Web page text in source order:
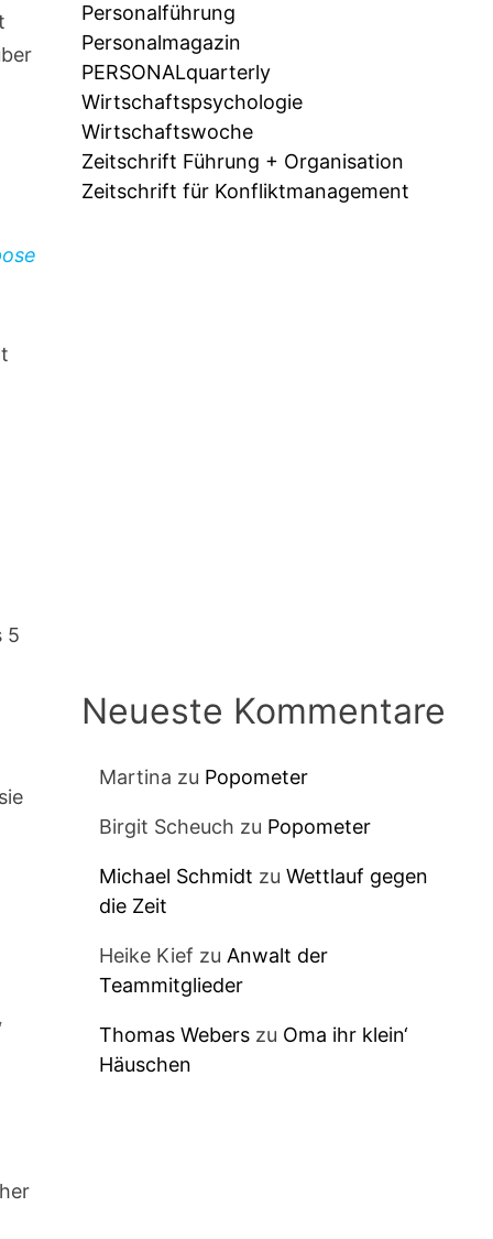
5
Personalführung
Personalmagazin
PERSONALquarterly
Wirtschaftspsychologie
Wirtschaftswoche
Zeitschrift Führung + Organisation
Zeitschrift für Konfliktmanagement
Neueste Kommentare
Martina zu Popometer
Birgit Scheuch zu Popometer
Michael Schmidt zu Wettlauf gegen
die Zeit
Heike Kief zu Anwalt der
Teammitglieder
Thomas Weberszu Oma ihr klein‘
Häuschen